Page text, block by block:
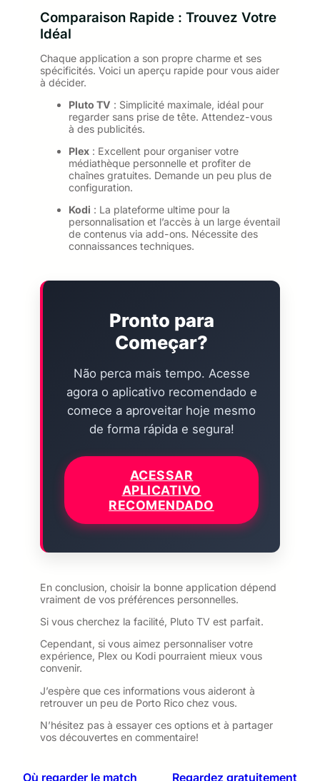
Comparaison Rapide : Trouvez Votre
Idéal
Chaque application a son propre charme et ses
spécificités. Voici un aperçu rapide pour vous aider
à décider.
Pluto TV : Simplicité maximale, idéal pour
regarder sans prise de tête. Attendez-vous
à des publicités.
Plex : Excellent pour organiser votre
médiathèque personnelle et profiter de
chaînes gratuites. Demande un peu plus de
configuration.
Kodi : La plateforme ultime pour la
personnalisation et l’accès à un large éventail
de contenus via add-ons. Nécessite des
connaissances techniques.
Pronto para
Começar?
Não perca mais tempo. Acesse
agora o aplicativo recomendado e
comece a aproveitar hoje mesmo
de forma rápida e segura!
ACESSAR
APLICATIVO
RECOMENDADO
En conclusion, choisir la bonne application dépend
vraiment de vos préférences personnelles.
Si vous cherchez la facilité, Pluto TV est parfait.
Cependant, si vous aimez personnaliser votre
expérience, Plex ou Kodi pourraient mieux vous
convenir.
J’espère que ces informations vous aideront à
retrouver un peu de Porto Rico chez vous.
N’hésitez pas à essayer ces options et à partager
vos découvertes en commentaire!
Où regarder le match Regardez gratuitement